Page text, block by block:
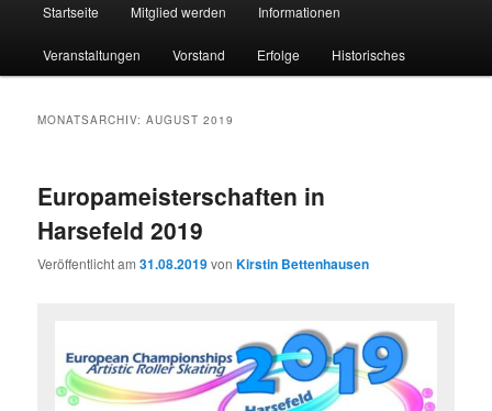
Startseite Mitglied werden Informationen
Veranstaltungen Vorstand Erfolge Historisches
MONATSARCHIV:AUGUST 2019
Europameisterschaften in
Harsefeld 2019
Veröffentlicht am31.08.2019vonKirstin Bettenhausen